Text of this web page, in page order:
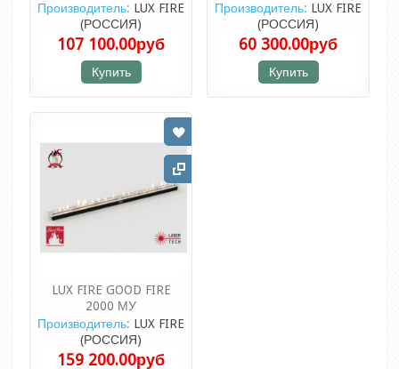
Производитель: LUX FIRE
(РОССИЯ)
107 100.00руб
Купить
Производитель: LUX FIRE
(РОССИЯ)
60 300.00руб
Купить
LUX FIRE GOOD FIRE
2000 МУ
Производитель: LUX FIRE
(РОССИЯ)
159 200.00руб